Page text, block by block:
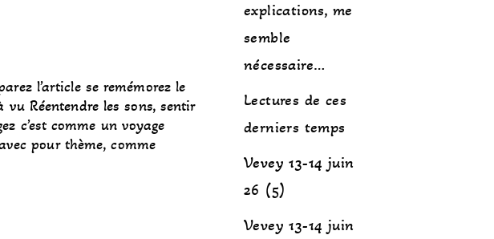
l’article se remémorez le
vu Réentendre les sons, sentir
c’est comme un voyage
pour thème, comme
explications, me
semble
nécessaire…
Lectures de ces
derniers temps
Vevey 13-14 juin
26 (5)
Vevey 13-14 juin